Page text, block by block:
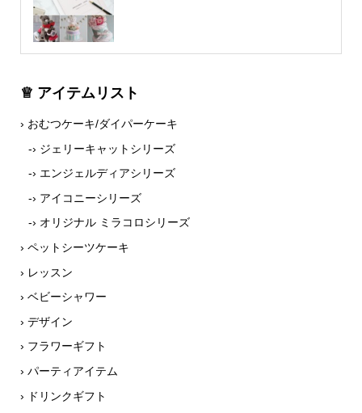
♕ アイテムリスト
› おむつケーキ/ダイパーケーキ
-› ジェリーキャットシリーズ
-› エンジェルディアシリーズ
-› アイコニーシリーズ
-› オリジナル ミラコロシリーズ
› ペットシーツケーキ
› レッスン
› ベビーシャワー
› デザイン
› フラワーギフト
› パーティアイテム
› ドリンクギフト